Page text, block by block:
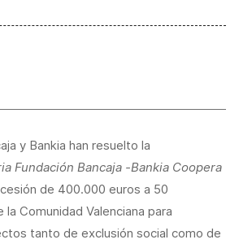
y Bankia han resuelto la
Fundación Bancaja -Bankia Coopera
de 400.000 euros a 50
la Comunidad Valenciana para
tanto de exclusión social como de